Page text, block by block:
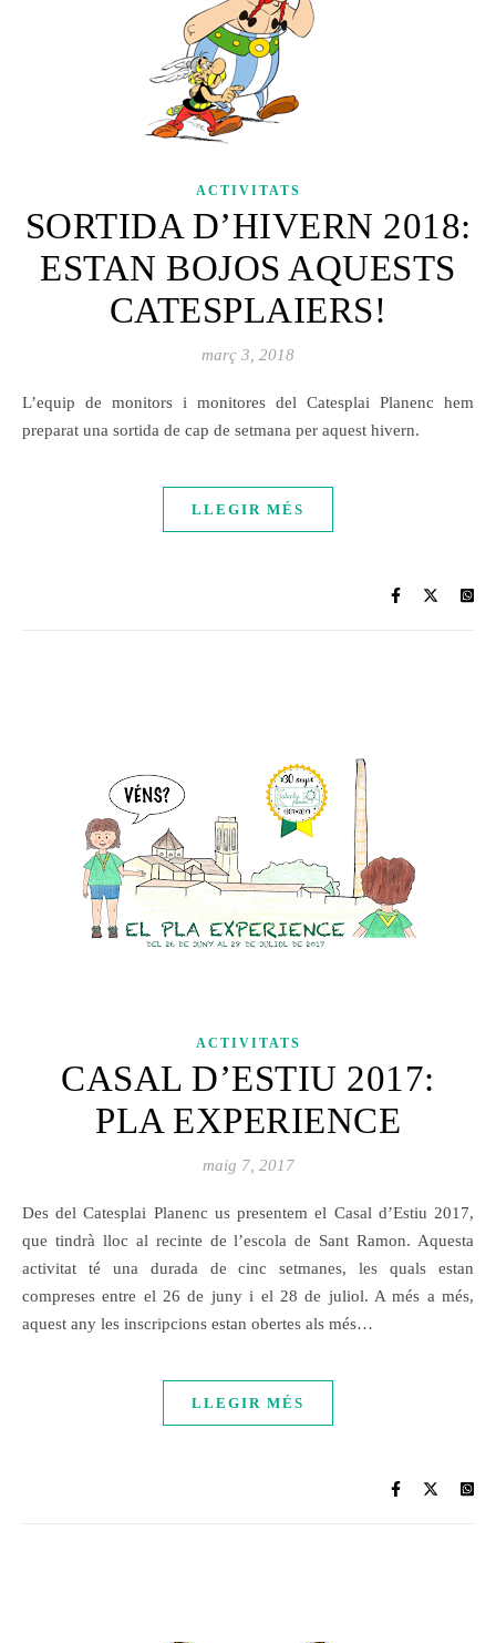
ACTIVITATS
SORTIDA D’HIVERN 2018:
ESTAN BOJOS AQUESTS
CATESPLAIERS!
març 3, 2018
L’equip de monitors i monitores del Catesplai Planenc hem
preparat una sortida de cap de setmana per aquest hivern.
LLEGIR MÉS
ACTIVITATS
CASAL D’ESTIU 2017:
PLA EXPERIENCE
maig 7, 2017
Des del Catesplai Planenc us presentem el Casal d’Estiu 2017,
que tindrà lloc al recinte de l’escola de Sant Ramon. Aquesta
activitat té una durada de cinc setmanes, les quals estan
compreses entre el 26 de juny i el 28 de juliol. A més a més,
aquest any les inscripcions estan obertes als més…
LLEGIR MÉS